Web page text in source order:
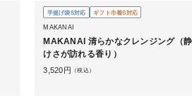
手提げ袋S対応 ギフト巾着S対応
MAKANAI
MAKANAI 清らかなクレンジング（静
けさが訪れる香り）
3,520円 （税込）